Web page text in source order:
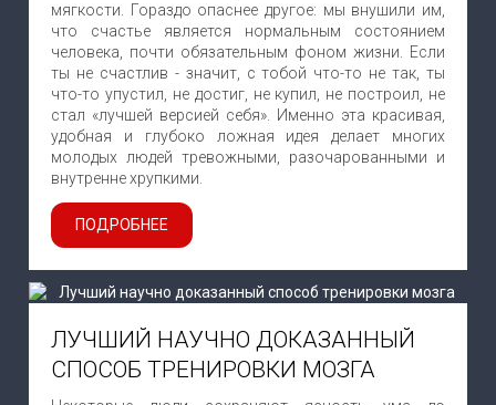
мягкости. Гораздо опаснее другое: мы внушили им,
что счастье является нормальным состоянием
человека, почти обязательным фоном жизни. Если
ты не счастлив - значит, с тобой что-то не так, ты
что-то упустил, не достиг, не купил, не построил, не
стал «лучшей версией себя». Именно эта красивая,
удобная и глубоко ложная идея делает многих
молодых людей тревожными, разочарованными и
внутренне хрупкими.
ПОДРОБНЕЕ
ЛУЧШИЙ НАУЧНО ДОКАЗАННЫЙ
СПОСОБ ТРЕНИРОВКИ МОЗГА